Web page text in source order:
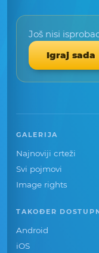
Još nisi
Igraj sada
GALERIJA
Najnoviji crteži
Svi pojmovi
Image rights
TAKOĐER
Android
iOS